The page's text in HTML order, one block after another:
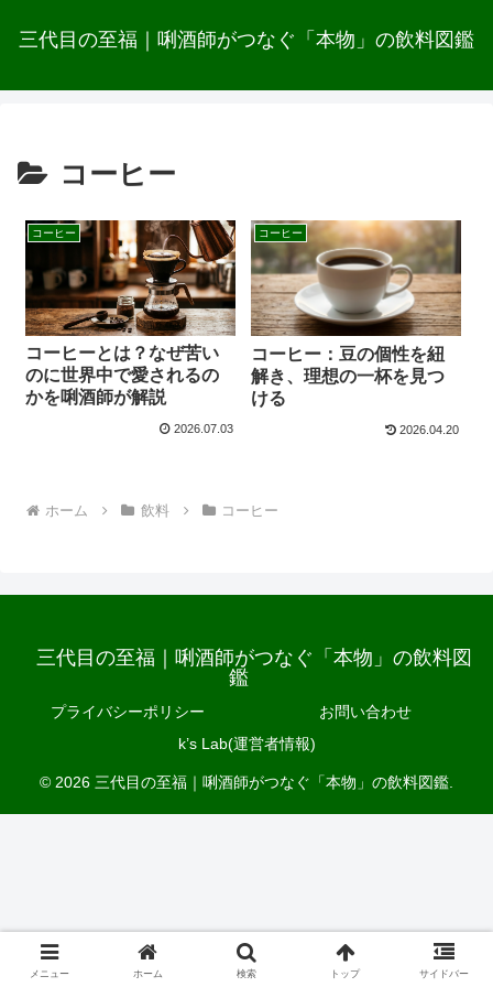
三代目の至福｜唎酒師がつなぐ「本物」の飲料図鑑
コーヒー
コーヒー
コーヒーとは？なぜ苦い
のに世界中で愛されるの
かを唎酒師が解説
2026.07.03
コーヒー
コーヒー：豆の個性を紐
解き、理想の一杯を見つ
ける
2026.04.20
ホーム 飲料 コーヒー
三代目の至福｜唎酒師がつなぐ「本物」の飲料図
鑑
プライバシーポリシー
お問い合わせ
k’s Lab(運営者情報)
© 2026 三代目の至福｜唎酒師がつなぐ「本物」の飲料図鑑.
メニュー ホーム 検索 トップ サイドバー